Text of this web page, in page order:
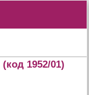
(код 1952/01)